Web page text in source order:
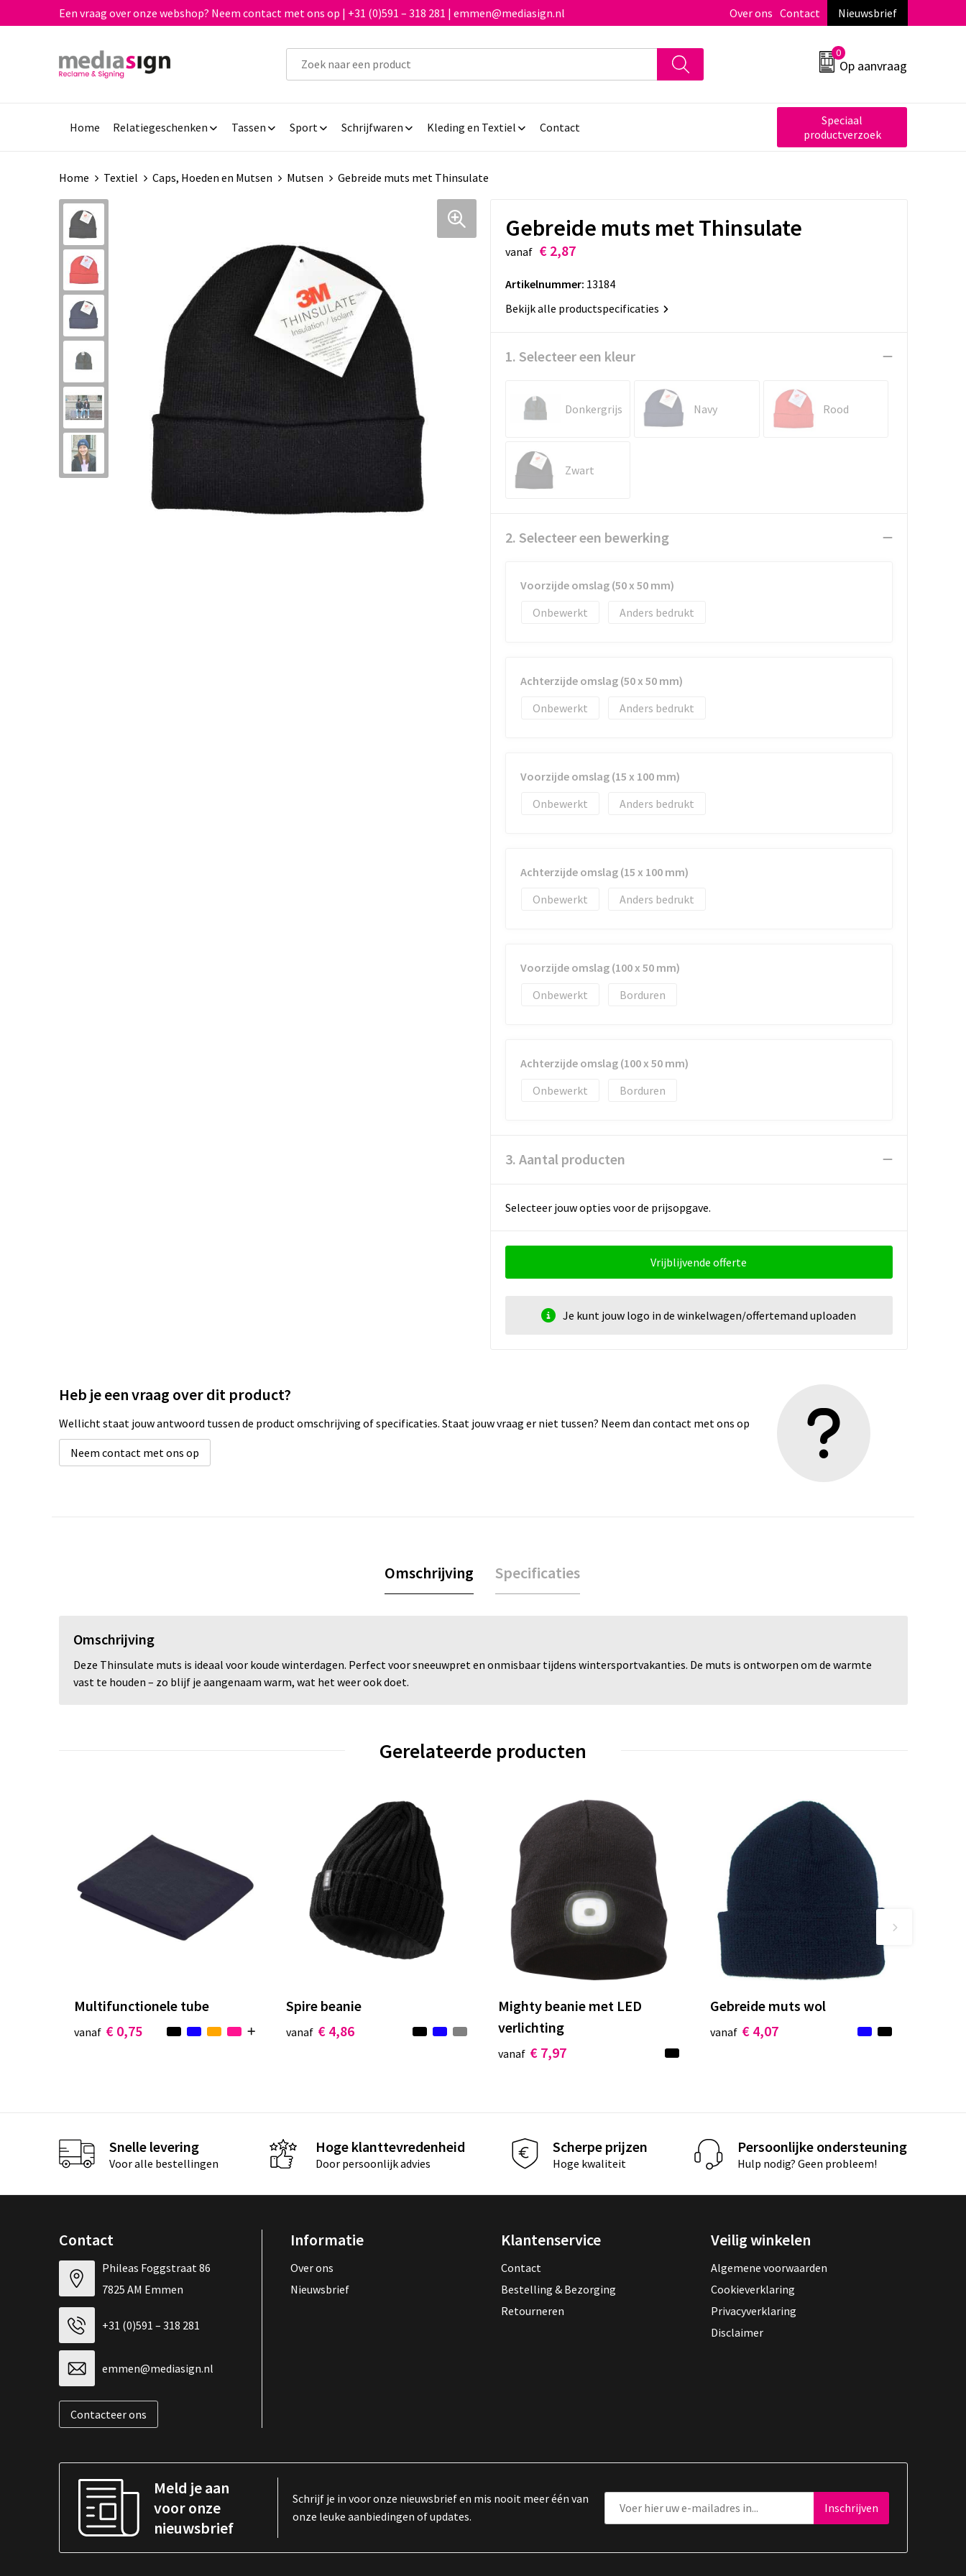
Een vraag over onze webshop? Neem contact met ons op | +31 (0)591 – 318 281 | emmen@mediasign.nl Over ons Contact Nieuwsbrief
0
Op aanvraag
Home Relatiegeschenken Tassen Sport Schrijfwaren Kleding en Textiel Contact
Speciaal
productverzoek
Home Textiel Caps, Hoeden en Mutsen Mutsen Gebreide muts met Thinsulate
Gebreide muts met Thinsulate
vanaf € 2,87
Artikelnummer: 13184
Bekijk alle productspecificaties
1. Selecteer een kleur
Donkergrijs Navy Rood
Zwart
2. Selecteer een bewerking
Voorzijde omslag (50 x 50 mm)
Onbewerkt
Anders bedrukt
Achterzijde omslag (50 x 50 mm)
Onbewerkt
Anders bedrukt
Voorzijde omslag (15 x 100 mm)
Onbewerkt
Anders bedrukt
Achterzijde omslag (15 x 100 mm)
Onbewerkt
Anders bedrukt
Voorzijde omslag (100 x 50 mm)
Onbewerkt
Borduren
Achterzijde omslag (100 x 50 mm)
Onbewerkt
Borduren
3. Aantal producten
Selecteer jouw opties voor de prijsopgave.
Vrijblijvende offerte
Je kunt jouw logo in de winkelwagen/offertemand uploaden
Heb je een vraag over dit product?
Wellicht staat jouw antwoord tussen de product omschrijving of specificaties. Staat jouw vraag er niet tussen? Neem dan contact met ons op
Neem contact met ons op
Omschrijving Specificaties
Omschrijving
Deze Thinsulate muts is ideaal voor koude winterdagen. Perfect voor sneeuwpret en onmisbaar tijdens wintersportvakanties. De muts is ontworpen om de warmte
vast te houden – zo blijf je aangenaam warm, wat het weer ook doet.
Gerelateerde producten
Multifunctionele tube
vanaf € 0,75
Spire beanie
vanaf € 4,86
Mighty beanie met LED
verlichting
vanaf € 7,97
Gebreide muts wol
vanaf € 4,07
Snelle levering
Voor alle bestellingen
Hoge klanttevredenheid
Door persoonlijk advies
Scherpe prijzen
Hoge kwaliteit
Persoonlijke ondersteuning
Hulp nodig? Geen probleem!
Contact
Phileas Foggstraat 86
7825 AM Emmen
+31 (0)591 – 318 281
emmen@mediasign.nl
Contacteer ons
Informatie
Over ons
Nieuwsbrief
Klantenservice
Contact
Bestelling & Bezorging
Retourneren
Veilig winkelen
Algemene voorwaarden
Cookieverklaring
Privacyverklaring
Disclaimer
Meld je aan
voor onze
nieuwsbrief
Schrijf je in voor onze nieuwsbrief en mis nooit meer één van
onze leuke aanbiedingen of updates.